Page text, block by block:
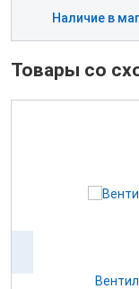
Наличие в
Товары со